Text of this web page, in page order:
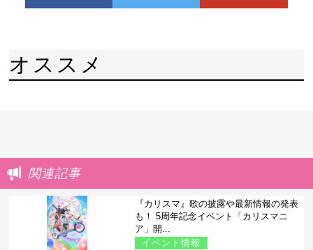
オススメ
関連記事
『カリスマ』歌の披露や最新情報の発表
も！ 5周年記念イベント「カリスマニ
ア」開...
イベント情報